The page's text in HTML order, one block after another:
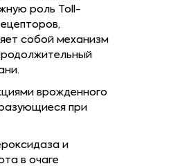
роль Toll-
собой механизм
врожденного
при
и
в очаге